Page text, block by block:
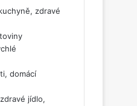
zdravé
domácí
jídlo,